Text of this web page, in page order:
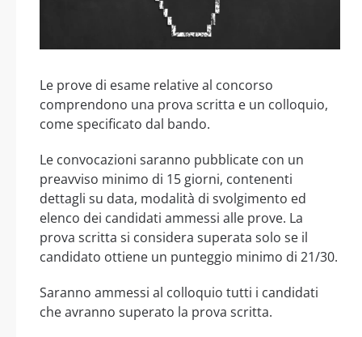
Le prove di esame relative al concorso
comprendono una prova scritta e un colloquio,
come specificato dal bando.
Le convocazioni saranno pubblicate con un
preavviso minimo di 15 giorni, contenenti
dettagli su data, modalità di svolgimento ed
elenco dei candidati ammessi alle prove. La
prova scritta si considera superata solo se il
candidato ottiene un punteggio minimo di 21/30.
Saranno ammessi al colloquio tutti i candidati
che avranno superato la prova scritta.